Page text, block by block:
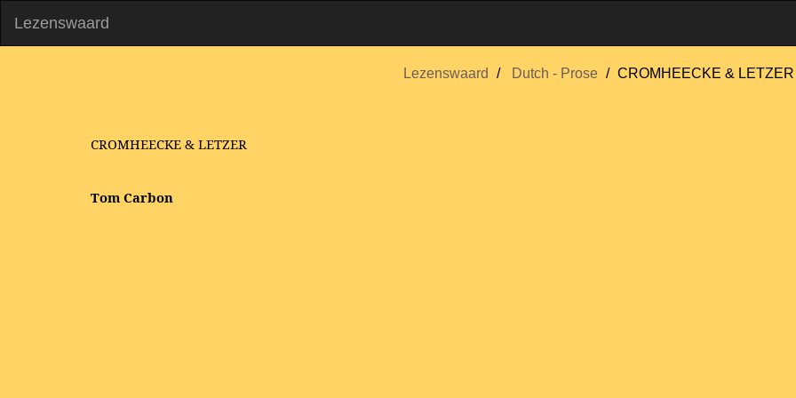
Lezenswaard
Lezenswaard Dutch - Prose CROMHEECKE & LETZER
CROMHEECKE & LETZER
Tom Carbon